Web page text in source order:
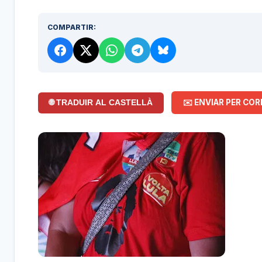
COMPARTIR:
🌐 TRADUIR AL CASTELLÀ ✉️ ENVIAR PER